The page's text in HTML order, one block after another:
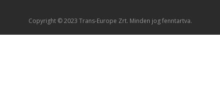
Copyright © 2023 Trans-Europe Zrt. Minden jog fenntartva.